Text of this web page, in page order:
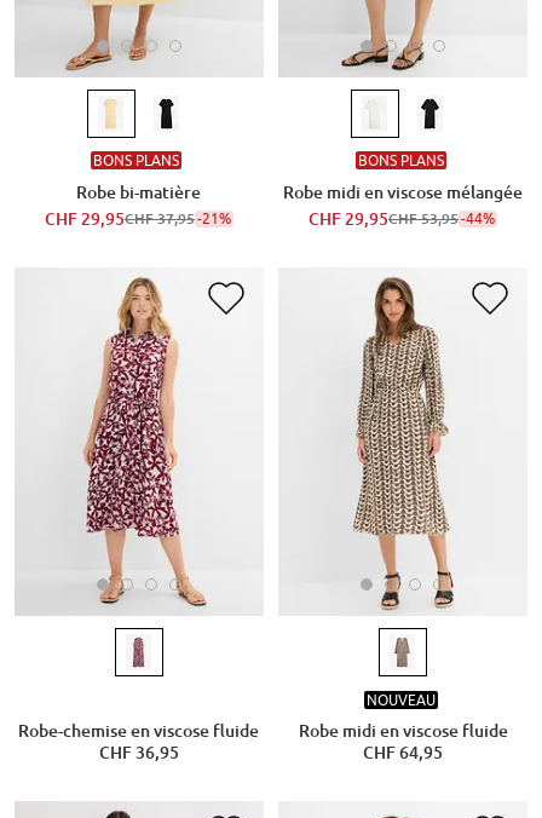
BONS PLANS
Robe bi-matière
CHF 29,95CHF 37,95-21%
BONS PLANS
Robe midi en viscose mélangée
CHF 29,95CHF 53,95-44%
Robe-chemise en viscose fluide
CHF 36,95
NOUVEAU
Robe midi en viscose fluide
CHF 64,95